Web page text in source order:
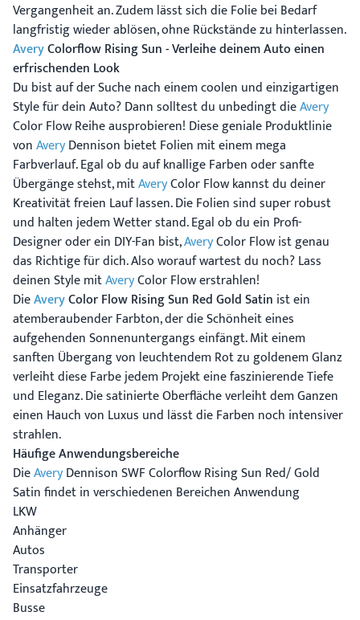
Vergangenheit an. Zudem lässt sich die Folie bei Bedarf
langfristig wieder ablösen, ohne Rückstände zu hinterlassen.
AveryColorflow Rising Sun - Verleihe deinem Auto einen
erfrischenden Look
Du bist auf der Suche nach einem coolen und einzigartigen
Style für dein Auto? Dann solltest du unbedingt dieAvery
Color Flow Reihe ausprobieren! Diese geniale Produktlinie
vonAveryDennison bietet Folien mit einem mega
Farbverlauf. Egal ob du auf knallige Farben oder sanfte
Übergänge stehst, mitAveryColor Flow kannst du deiner
Kreativität freien Lauf lassen. Die Folien sind super robust
und halten jedem Wetter stand. Egal ob du ein Profi-
Designer oder ein DIY-Fan bist,AveryColor Flow ist genau
das Richtige für dich. Also worauf wartest du noch? Lass
deinen Style mitAveryColor Flow erstrahlen!
DieAveryColor Flow Rising Sun Red Gold Satin ist ein
atemberaubender Farbton, der die Schönheit eines
aufgehenden Sonnenuntergangs einfängt. Mit einem
sanften Übergang von leuchtendem Rot zu goldenem Glanz
verleiht diese Farbe jedem Projekt eine faszinierende Tiefe
und Eleganz. Die satinierte Oberfläche verleiht dem Ganzen
einen Hauch von Luxus und lässt die Farben noch intensiver
strahlen.
Häufige Anwendungsbereiche
DieAveryDennison SWF Colorflow Rising Sun Red/ Gold
Satin findet in verschiedenen Bereichen Anwendung
LKW
Anhänger
Autos
Transporter
Einsatzfahrzeuge
Busse